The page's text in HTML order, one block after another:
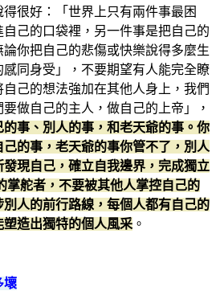
很好：「世界上只有兩件事最困
己的口袋裡，另一件事是把自己的
你把自己的悲傷或快樂說得多麼生
同身受」，不要期望有人能完全瞭
己的想法強加在其他人身上，我們
做自己的主人，做自己的上帝」，
事、別人的事，和老天爺的事。你
的事，老天爺的事你管不了，別人
現自己，確立自我邊界，完成獨立
掌舵者，不要被其他人掌控自己的
人的前行路線，每個人都有自己的
造出獨特的個人風采 。
壞